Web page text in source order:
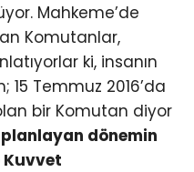
Mahkeme’de
Komutanlar,
ki, insanın
15 Temmuz 2016’da
bir Komutan diyor
planlayan dönemin
Kuvvet